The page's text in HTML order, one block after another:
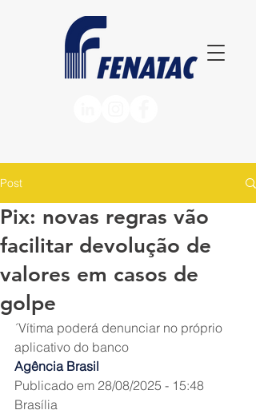
Post
Pix: novas regras vão
facilitar devolução de
valores em casos de
golpe
´Vítima poderá denunciar no próprio
aplicativo do banco
Agência Brasil
Publicado em 28/08/2025 - 15:48
Brasília